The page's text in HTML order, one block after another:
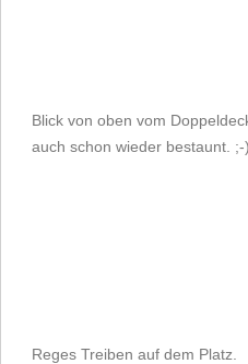
Blick von oben vom
auch schon wieder bestaunt. ;-)
Reges Treiben auf dem Platz.